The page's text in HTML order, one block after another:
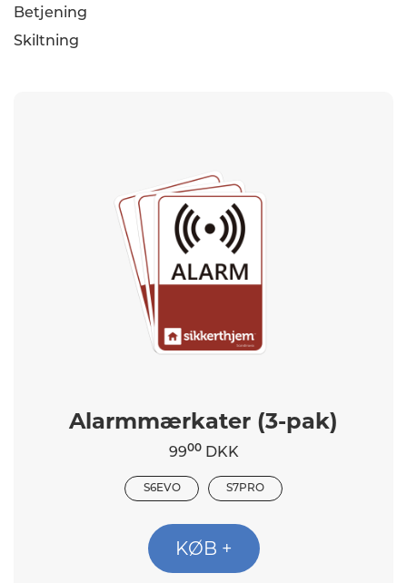
Betjening
Skiltning
Alarmmærkater (3-pak)
9900DKK
S6EVO S7PRO
KØB +